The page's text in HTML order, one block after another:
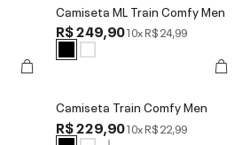
Camiseta ML Train Comfy Men
R$ 249,9010xR$ 24,99
Camiseta Train Comfy Men
R$ 229,9010xR$ 22,99